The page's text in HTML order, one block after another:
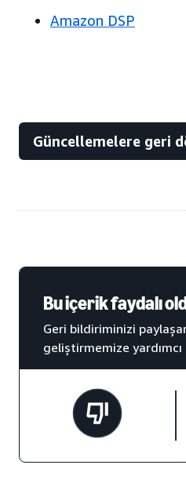
Amazon DSP
Güncellemelere geri
Bu içerik faydalı
Geri bildiriminizi
geliştirmemize yardımcı